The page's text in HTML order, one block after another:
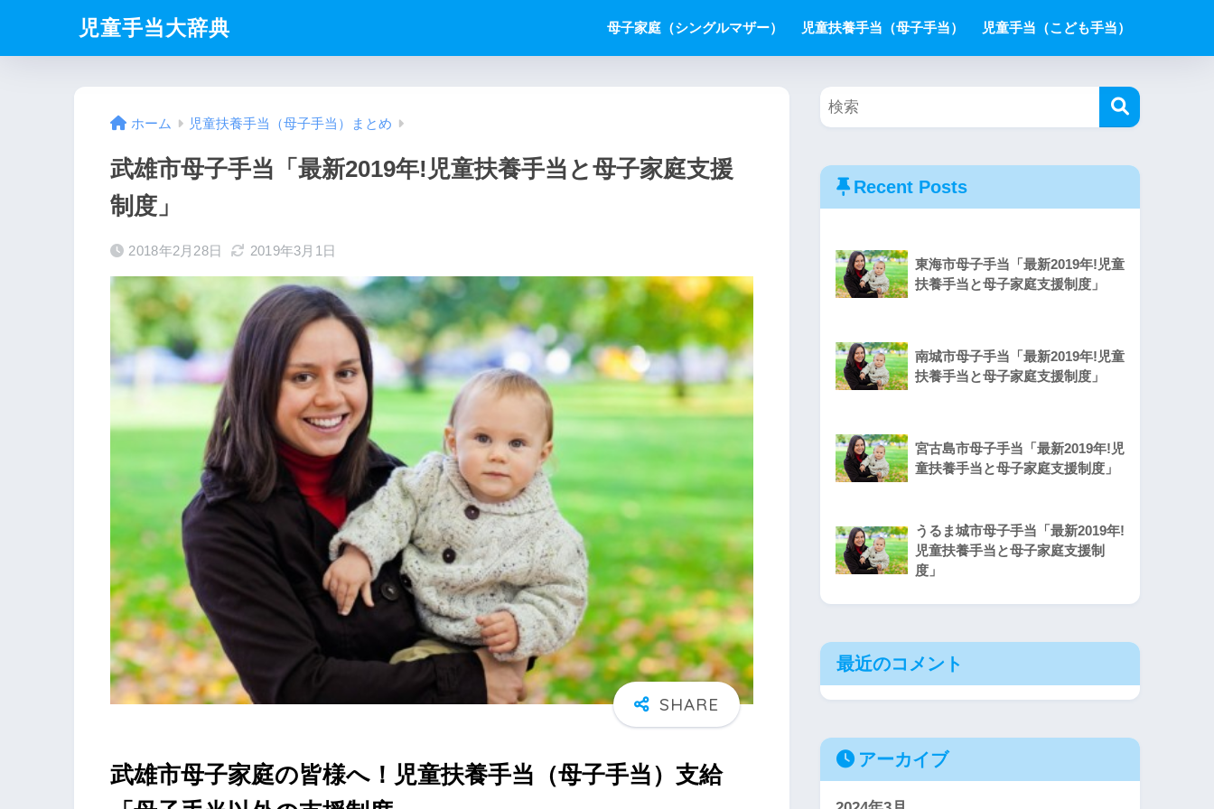
児童手当大辞典 母子家庭（シングルマザー） 児童扶養手当（母子手当） 児童手当（こども手当）
ホーム 児童扶養手当（母子手当）まとめ
武雄市母子手当「最新2019年!児童扶養手当と母子家庭支援
制度」
2018年2月28日 2019年3月1日
武雄市母子家庭の皆様へ！児童扶養手当（母子手当）支給
Recent Posts
東海市母子手当「最新2019年!児童
扶養手当と母子家庭支援制度」
南城市母子手当「最新2019年!児童
扶養手当と母子家庭支援制度」
宮古島市母子手当「最新2019年!児
童扶養手当と母子家庭支援制度」
うるま城市母子手当「最新2019年!
児童扶養手当と母子家庭支援制
度」
最近のコメント
アーカイブ